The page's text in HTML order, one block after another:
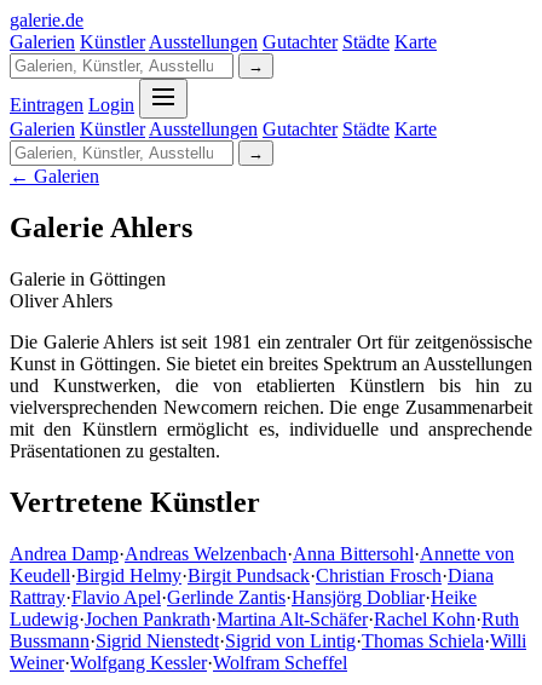
galerie.de
Galerien Künstler Ausstellungen Gutachter Städte Karte
→
Eintragen Login
Galerien Künstler Ausstellungen Gutachter Städte Karte
→
← Galerien
Galerie Ahlers
Galerie in Göttingen
Oliver Ahlers
Die Galerie Ahlers ist seit 1981 ein zentraler Ort für zeitgenössische
Kunst in Göttingen. Sie bietet ein breites Spektrum an Ausstellungen
und Kunstwerken, die von etablierten Künstlern bis hin zu
vielversprechenden Newcomern reichen. Die enge Zusammenarbeit
mit den Künstlern ermöglicht es, individuelle und ansprechende
Präsentationen zu gestalten.
Vertretene Künstler
Andrea Damp·Andreas Welzenbach·Anna Bittersohl·Annette von
Keudell·Birgid Helmy·Birgit Pundsack·Christian Frosch·Diana
Rattray·Flavio Apel·Gerlinde Zantis·Hansjörg Dobliar·Heike
Ludewig·Jochen Pankrath·Martina Alt-Schäfer·Rachel Kohn·Ruth
Bussmann·Sigrid Nienstedt·Sigrid von Lintig·Thomas Schiela·Willi
Weiner·Wolfgang Kessler·Wolfram Scheffel